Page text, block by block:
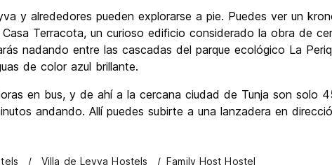
y alrededores pueden explorarse a pie. Puedes ver un
Terracota, un curioso edificio considerado la obra de
nadando entre las cascadas del parque ecológico La
de color azul brillante.
en bus, y de ahí a la cercana ciudad de Tunja son solo
andando. Allí puedes subirte a una lanzadera en
Villa de Leyva Hostels Family Host Hostel